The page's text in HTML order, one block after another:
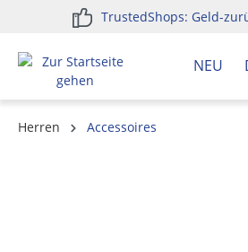
Zur Hauptnavigation
TrustedShops: Geld-
NEU
Herren
Accessoires